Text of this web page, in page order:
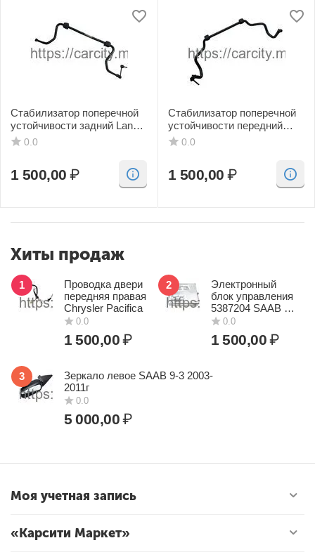
Стабилизатор поперечной
устойчивости задний Land
Rover Range Rover
0.0
1 500,00 ₽
Стабилизатор поперечной
устойчивости передний
Land Rover Range Rover
0.0
1 500,00 ₽
Хиты продаж
1
Проводка двери
передняя правая
Chrysler Pacifica
1 500,00₽
2
Электронный
блок управления
5387204 SAAB 9-
5
1 500,00₽
3
Зеркало левое SAAB 9-3 2003-
2011г
5 000,00₽
Моя учетная запись
«Карсити Маркет»